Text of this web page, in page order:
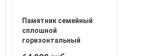
Памятник семейный
сплошной
горизонтальный